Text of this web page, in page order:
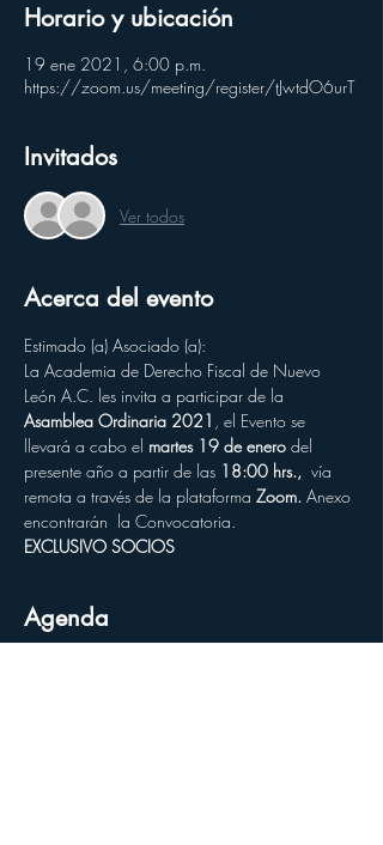
Horario y ubicación
19 ene 2021, 6:00 p.m.
https://zoom.us/meeting/register/tJwtdO6urT
Invitados
Ver todos
Acerca del evento
Estimado (a) Asociado (a):
La Academia de Derecho Fiscal de Nuevo
León A.C. les invita a participar de la
Asamblea Ordinaria 2021 , el Evento se
llevará a cabo el martes 19 de enero del
presente año a partir de las 18:00 hrs., vía
remota a través de la plataforma Zoom. Anexo
encontrarán  la Convocatoria.
EXCLUSIVO SOCIOS
Agenda